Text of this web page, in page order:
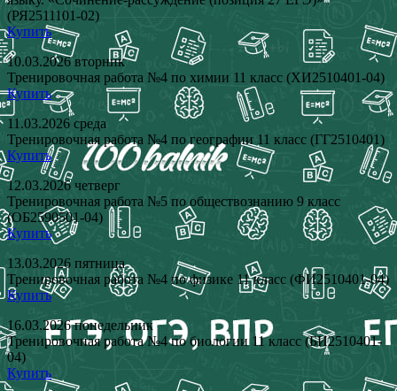
(РЯ2511101-02)
Купить
10.03.2026 вторник
Тренировочная работа №4 по химии 11 класс (ХИ2510401-04)
Купить
11.03.2026 среда
Тренировочная работа №4 по географии 11 класс (ГГ2510401)
Купить
12.03.2026 четверг
Тренировочная работа №5 по обществознанию 9 класс
(ОБ2590501-04)
Купить
13.03.2026 пятница
Тренировочная работа №4 по физике 11 класс (ФИ2510401-04)
Купить
16.03.2026 понедельник
Тренировочная работа №4 по биологии 11 класс (БИ2510401-
04)
Купить